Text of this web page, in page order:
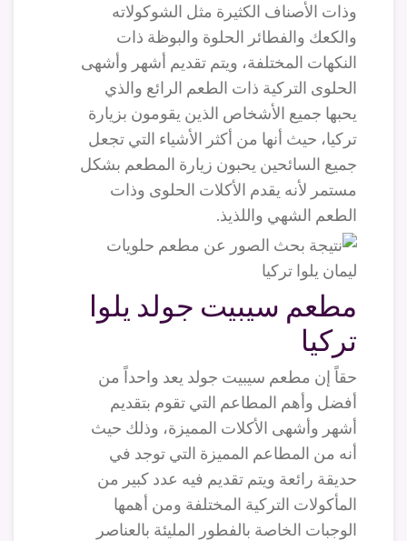
وذات الأصناف الكثيرة مثل الشوكولاته
والكعك والفطائر الحلوة والبوظة ذات
النكهات المختلفة، ويتم تقديم أشهر وأشهى
الحلوى التركية ذات الطعم الرائع والذي
يحبها جميع الأشخاص الذين يقومون بزيارة
تركيا، حيث أنها من أكثر الأشياء التي تجعل
جميع السائحين يحبون زيارة المطعم بشكل
مستمر لأنه يقدم الأكلات الحلوى وذات
الطعم الشهي واللذيذ.
مطعم سيبيت جولد يلوا
تركيا
حقاً إن مطعم سيبيت جولد يعد واحداً من
أفضل وأهم المطاعم التي تقوم بتقديم
أشهر وأشهى الأكلات المميزة، وذلك حيث
أنه من المطاعم المميزة التي توجد في
حديقة رائعة ويتم تقديم فيه عدد كبير من
المأكولات التركية المختلفة ومن أهمها
الوجبات الخاصة بالفطور المليئة بالعناصر